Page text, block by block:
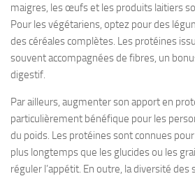
maigres, les œufs et les produits laitiers
Pour les végétariens, optez pour des
des céréales complètes. Les protéines
souvent accompagnées de fibres, un
digestif.
Par ailleurs, augmenter son apport en
particulièrement bénéfique pour les
du poids. Les protéines sont connues
plus longtemps que les glucides ou les
réguler l’appétit. En outre, la diversité